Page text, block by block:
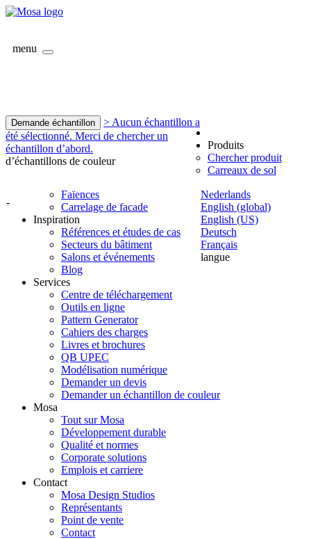
menu
Demande échantillon
> Aucun échantillon a
été sélectionné. Merci de chercher un
échantillon d’abord.
d’échantillons de couleur
-
Nederlands
English (global)
English (US)
Deutsch
Français
langue
Produits
Chercher produit
Carreaux de sol
Faïences
Carrelage de facade
Inspiration
Références et études de cas
Secteurs du bâtiment
Salons et événements
Blog
Services
Centre de téléchargement
Outils en ligne
Pattern Generator
Cahiers des charges
Livres et brochures
QB UPEC
Modélisation numérique
Demander un devis
Demander un échantillon de couleur
Mosa
Tout sur Mosa
Développement durable
Qualité et normes
Corporate solutions
Emplois et carriere
Contact
Mosa Design Studios
Représentants
Point de vente
Contact